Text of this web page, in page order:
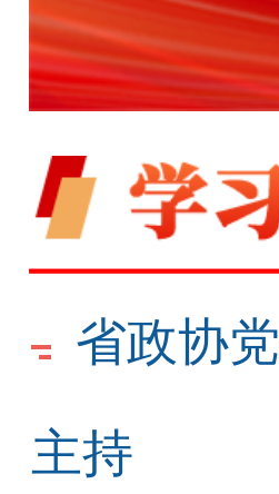
省政协
主持